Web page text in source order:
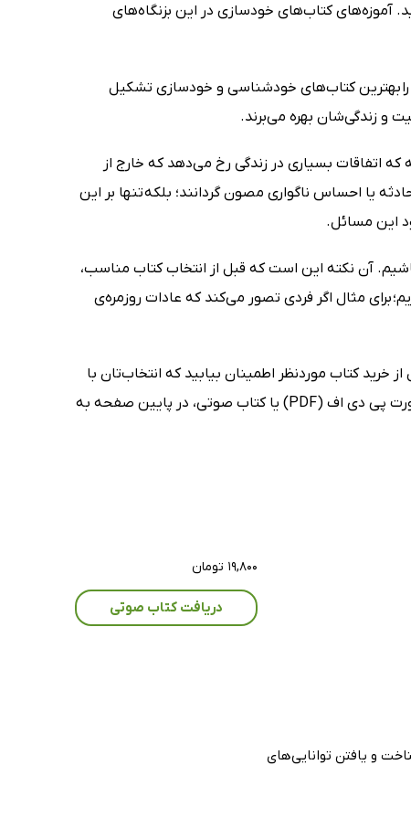
آموزه‌های کتاب‌های خودسازی در این بزنگاه‌های
را بهترین کتاب‌های خودشناسی و خودسازی تشکیل
و زندگی‌‌شان بهره می‌برند.
اتفاقات بسیاری در زندگی رخ می‌دهد که خارج از
یا احساس ناگواری مصون گردانند؛ بلکه تنها بر این
این مسائل.
آن نکته این است که قبل از انتخاب کتاب مناسب،
برای مثال اگر فردی تصور می‌کند که عادات روزمره‌ی
خرید کتاب موردنظر اطمینان بیابید که انتخاب‌تان با
نیاز شما هماهنگی کامل دارد. پس بیش از این زمان را از دست ندهید و همین حالا از بین بهترین کتاب‌های خودسازی که به صورت پی دی اف (PDF) یا کتاب صوتی، در پایین صفحه به
و یافتن توانایی‌های
۱۹,۸۰۰ تومان
دریافت کتاب صوتی